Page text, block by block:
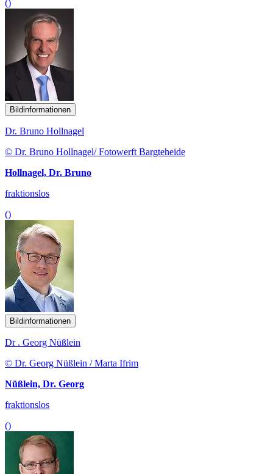
()
Bildinformationen
Dr. Bruno Hollnagel
© Dr. Bruno Hollnagel/ Fotowerft Bargteheide
Hollnagel, Dr. Bruno
fraktionslos
()
Bildinformationen
Dr . Georg Nüßlein
© Dr. Georg Nüßlein / Marta Ifrim
Nüßlein, Dr. Georg
fraktionslos
()